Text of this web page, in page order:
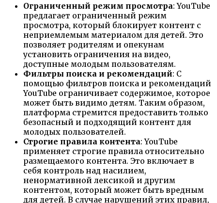
Ограниченный режим просмотра: YouTube
предлагает ограниченный режим
просмотра, который блокирует контент с
неприемлемым материалом для детей. Это
позволяет родителям и опекунам
установить ограничения на видео,
доступные молодым пользователям.
Фильтры поиска и рекомендаций: С
помощью фильтров поиска и рекомендаций
YouTube ограничивает содержимое, которое
может быть видимо детям. Таким образом,
платформа стремится предоставить только
безопасный и подходящий контент для
молодых пользователей.
Строгие правила контента: YouTube
применяет строгие правила относительно
размещаемого контента. Это включает в
себя контроль над насилием,
ненормативной лексикой и другим
контентом, который может быть вредным
для детей. В случае нарушений этих правил,